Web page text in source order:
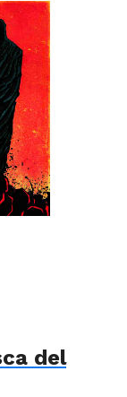
del